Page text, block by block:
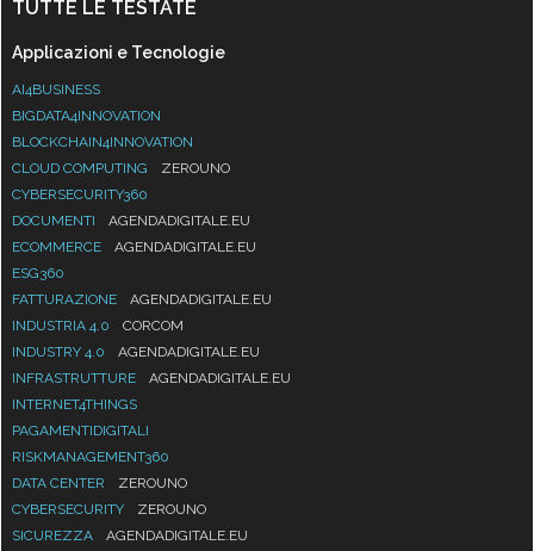
TUTTE LE TESTATE
Applicazioni e Tecnologie
AI4BUSINESS
BIGDATA4INNOVATION
BLOCKCHAIN4INNOVATION
CLOUD COMPUTING
ZEROUNO
CYBERSECURITY360
DOCUMENTI
AGENDADIGITALE.EU
ECOMMERCE
AGENDADIGITALE.EU
ESG360
FATTURAZIONE
AGENDADIGITALE.EU
INDUSTRIA 4.0
CORCOM
INDUSTRY 4.0
AGENDADIGITALE.EU
INFRASTRUTTURE
AGENDADIGITALE.EU
INTERNET4THINGS
PAGAMENTIDIGITALI
RISKMANAGEMENT360
DATA CENTER
ZEROUNO
CYBERSECURITY
ZEROUNO
SICUREZZA
AGENDADIGITALE.EU